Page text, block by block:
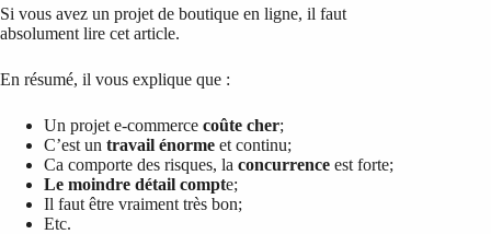
Si vous avez un projet de boutique en ligne, il faut
absolument lire cet article.
En résumé, il vous explique que :
Un projet e-commerce coûte cher;
C’est un travail énorme et continu;
Ca comporte des risques, la concurrence est forte;
Le moindre détail compte;
Il faut être vraiment très bon;
Etc.